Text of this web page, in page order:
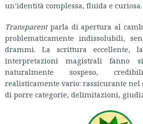
un’identità complessa, fluida e curiosa.
Transparentparla di apertura al
problematicamente indissolubili,
drammi. La scrittura eccellente,
interpretazioni magistrali fanno
naturalmente sospeso,
realisticamente vario: rassicurante
di porre categorie, delimitazioni,